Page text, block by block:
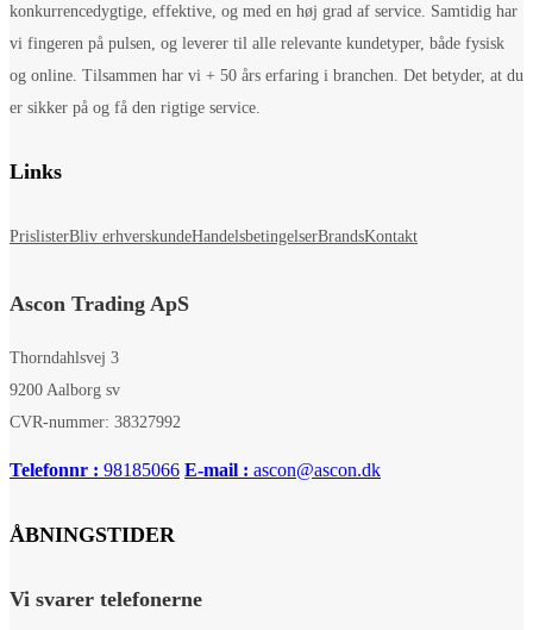
konkurrencedygtige, effektive, og med en høj grad af service. Samtidig har
vi fingeren på pulsen, og leverer til alle relevante kundetyper, både fysisk
og online. Tilsammen har vi + 50 års erfaring i branchen. Det betyder, at du
er sikker på og få den rigtige service.
Links
PrislisterBliv erhverskundeHandelsbetingelserBrandsKontakt
Ascon Trading ApS
Thorndahlsvej 3
9200 Aalborg sv
CVR-nummer: 38327992
Telefonnr : 98185066 E-mail : ascon@ascon.dk
ÅBNINGSTIDER
Vi svarer telefonerne